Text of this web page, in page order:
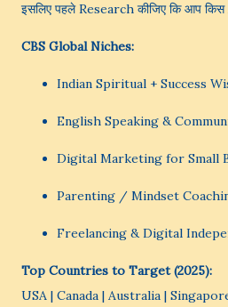
इसलिए पहले Research कीजिए कि आप
CBS Global Niches:
Indian Spiritual + Success
English Speaking &
Digital Marketing for Small
Parenting / Mindset
Freelancing & Digital
Top Countries to Target (2025):
USA | Canada | Australia |